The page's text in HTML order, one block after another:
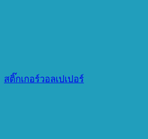
สติ๊กเกอร์วอลเปเปอร์